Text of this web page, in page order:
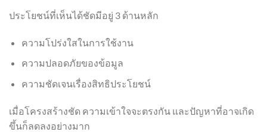
ประโยชน์ที่เห็นได้ชัดมีอยู่ 3 ด้านหลัก
ความโปร่งใสในการใช้งาน
ความปลอดภัยของข้อมูล
ความชัดเจนเรื่องสิทธิประโยชน์
เมื่อโครงสร้างชัด ความเข้าใจจะตรงกัน และปัญหาที่อาจเกิด
ขึ้นก็ลดลงอย่างมาก